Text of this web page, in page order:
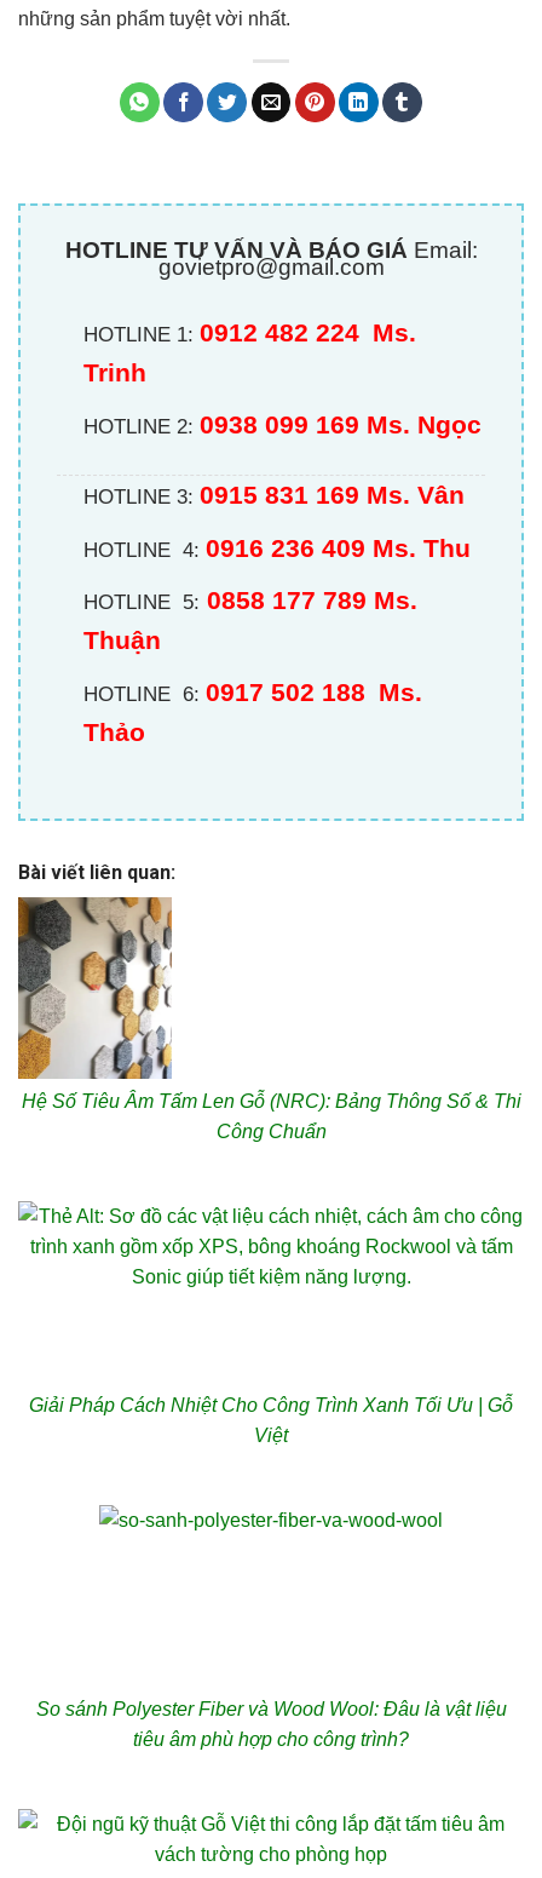
những sản phẩm tuyệt vời nhất.
HOTLINE TƯ VẤN VÀ BÁO GIÁ Email:
govietpro@gmail.com
HOTLINE 1:0912 482 224 Ms.
Trinh
HOTLINE 2:0938 099 169 Ms. Ngọc
HOTLINE 3:0915 831 169 Ms. Vân
HOTLINE 4:0916 236 409 Ms. Thu
HOTLINE 5: 0858 177 789 Ms.
Thuận
HOTLINE 6:0917 502 188 Ms.
Thảo
Bài viết liên quan:
Hệ Số Tiêu Âm Tấm Len Gỗ (NRC): Bảng Thông Số & Thi
Công Chuẩn
Giải Pháp Cách Nhiệt Cho Công Trình Xanh Tối Ưu | Gỗ
Việt
So sánh Polyester Fiber và Wood Wool: Đâu là vật liệu
tiêu âm phù hợp cho công trình?